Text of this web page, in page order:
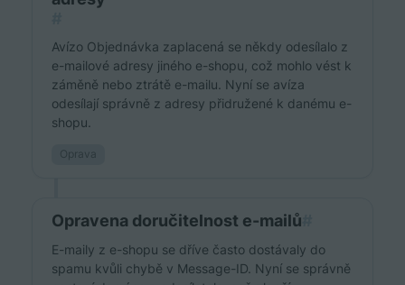
Avízo Objednávka zaplacená se někdy odesílalo z
e-mailové adresy jiného e-shopu, což mohlo vést k
záměně nebo ztrátě e-mailu. Nyní se avíza
odesílají správně z adresy přidružené k danému e-
shopu.
Oprava
Opravena doručitelnost e-mailů
E-maily z e-shopu se dříve často dostávaly do
spamu kvůli chybě v Message-ID. Nyní se správně